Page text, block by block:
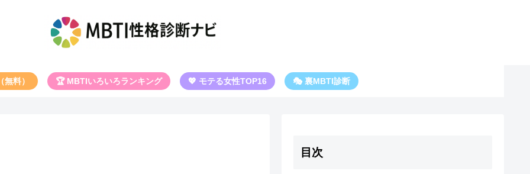
料） 🏆 MBTIいろいろランキング 💖 モテる女性TOP16 🎭 裏MBTI診断
目次